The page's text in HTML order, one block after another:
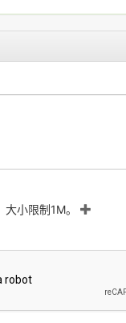
小限制1M。